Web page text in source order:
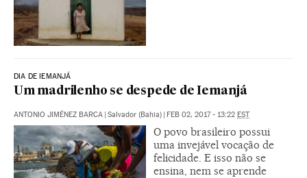
DIA DE IEMANJÁ
Um madrilenho se despede de Iemanjá
ANTONIO JIMÉNEZ BARCA | Salvador (Bahia) | FEB 02, 2017 - 13:22 EST
O povo brasileiro possui
uma invejável vocação de
felicidade. E isso não se
ensina, nem se aprende